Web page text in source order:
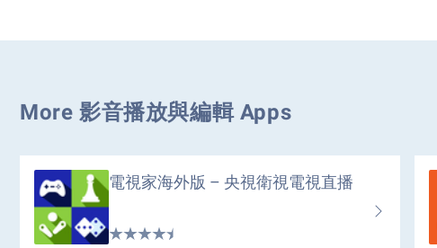
More 影音播放與編輯 Apps
電視家海外版 – 央視衛視電視直播